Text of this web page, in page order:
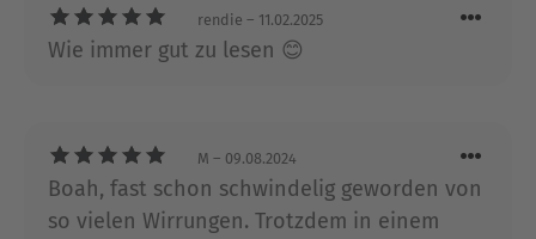
rendie – 11.02.2025
Wie immer gut zu lesen 😊
M – 09.08.2024
Boah, fast schon schwindelig geworden von
so vielen Wirrungen. Trotzdem in einem